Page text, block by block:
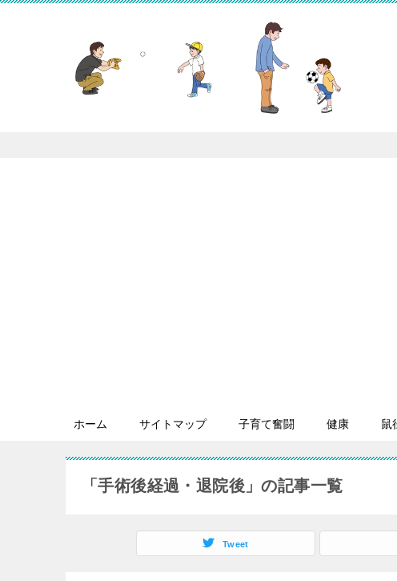
ホーム サイトマップ 子育て奮闘 健康 鼠
「手術後経過・退院後」の記事一覧
Tweet